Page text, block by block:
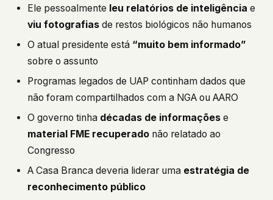
Ele pessoalmente leu relatórios de inteligência e
viu fotografias de restos biológicos não humanos
O atual presidente está “muito bem informado”
sobre o assunto
Programas legados de UAP continham dados que
não foram compartilhados com a NGA ou AARO
O governo tinha décadas de informações e
material FME recuperado não relatado ao
Congresso
A Casa Branca deveria liderar uma estratégia de
reconhecimento público